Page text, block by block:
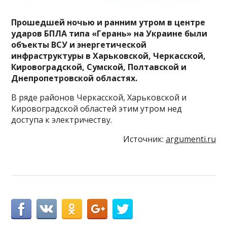
Прошедшей ночью и ранним утром в центре
ударов БПЛА типа «Герань» на Украине были
объекты ВСУ и энергетической
инфраструктуры в Харьковской, Черкасской,
Кировоградской, Сумской, Полтавской и
Днепропетровской областях.
В ряде районов Черкасской, Харьковской и
Кировоградской областей этим утром нед
доступа к электричеству.
Источник: argumenti.ru